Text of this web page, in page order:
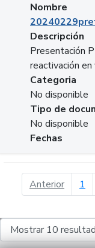
Nombre
Descripción
Presentación
reactivación
Categoria
No disponible
Tipo de
No disponible
Fechas
Anteriorpágina
1